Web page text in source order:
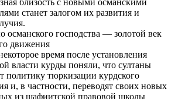
близость с новыми османскими
станет залогом их развития и
османского господства — золотой век
движения
время после установления
власти курды поняли, что султаны
политику тюркизации курдского
и, в частности, переводят своих новых
из шафиитской правовой школы